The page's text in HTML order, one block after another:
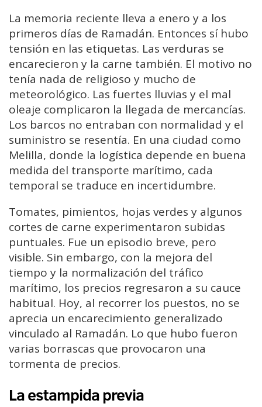
La memoria reciente lleva a enero y a los
primeros días de Ramadán. Entonces sí hubo
tensión en las etiquetas. Las verduras se
encarecieron y la carne también. El motivo no
tenía nada de religioso y mucho de
meteorológico. Las fuertes lluvias y el mal
oleaje complicaron la llegada de mercancías.
Los barcos no entraban con normalidad y el
suministro se resentía. En una ciudad como
Melilla, donde la logística depende en buena
medida del transporte marítimo, cada
temporal se traduce en incertidumbre.
Tomates, pimientos, hojas verdes y algunos
cortes de carne experimentaron subidas
puntuales. Fue un episodio breve, pero
visible. Sin embargo, con la mejora del
tiempo y la normalización del tráfico
marítimo, los precios regresaron a su cauce
habitual. Hoy, al recorrer los puestos, no se
aprecia un encarecimiento generalizado
vinculado al Ramadán. Lo que hubo fueron
varias borrascas que provocaron una
tormenta de precios.
La estampida previa